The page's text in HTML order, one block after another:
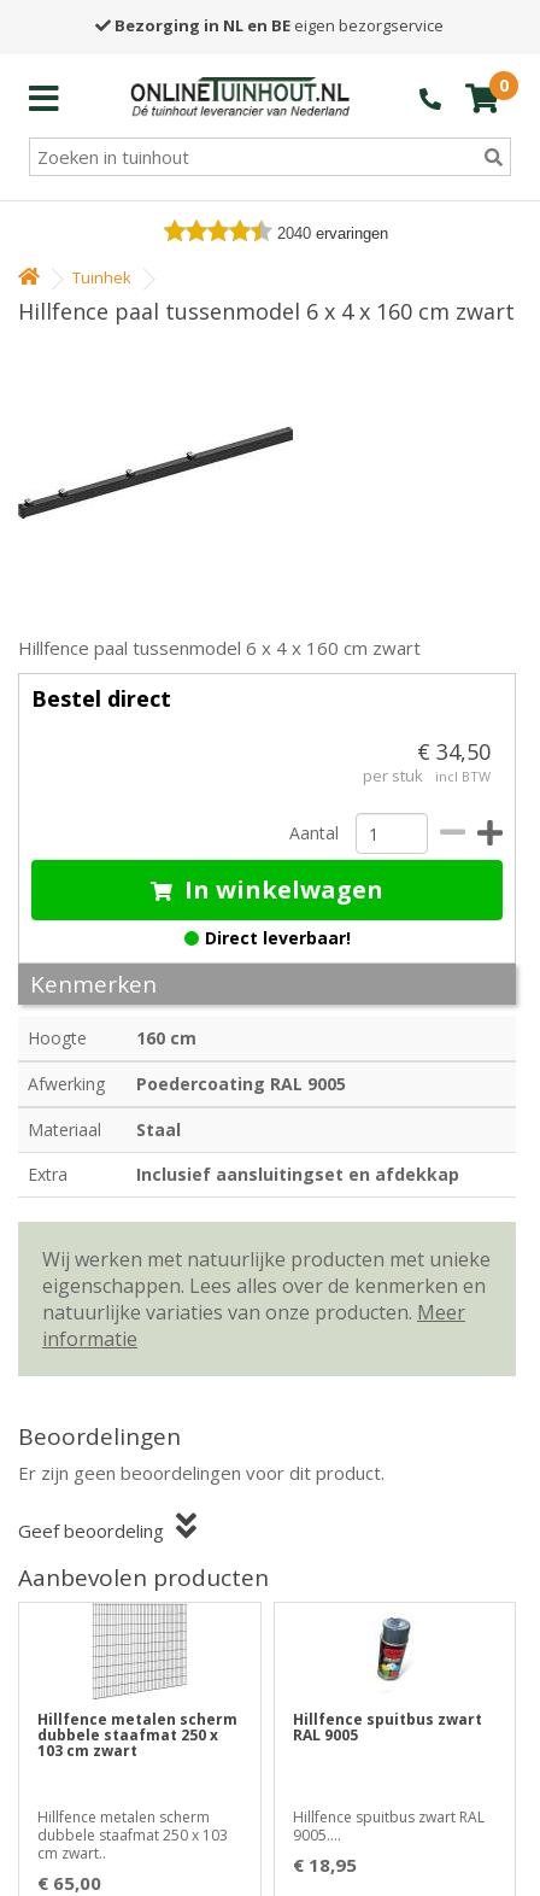
Bezorging in NL en BE eigen bezorgservice
0
2040 ervaringen
Tuinhek
Hillfence paal tussenmodel 6 x 4 x 160 cm zwart
Hillfence paal tussenmodel 6 x 4 x 160 cm zwart
Bestel direct
€ 34,50
per stuk incl BTW
Aantal
In winkelwagen
Direct leverbaar!
Kenmerken
Hoogte
160 cm
Afwerking
Poedercoating RAL 9005
Materiaal
Staal
Extra
Inclusief aansluitingset en afdekkap
Wij werken met natuurlijke producten met unieke
eigenschappen. Lees alles over de kenmerken en
natuurlijke variaties van onze producten. Meer
informatie
Beoordelingen
Er zijn geen beoordelingen voor dit product.
Geef beoordeling
Aanbevolen producten
Hillfence metalen scherm
dubbele staafmat 250 x
103 cm zwart
Hillfence metalen scherm
dubbele staafmat 250 x 103
cm zwart..
€ 65,00
Hillfence spuitbus zwart
RAL 9005
Hillfence spuitbus zwart RAL
9005....
€ 18,95